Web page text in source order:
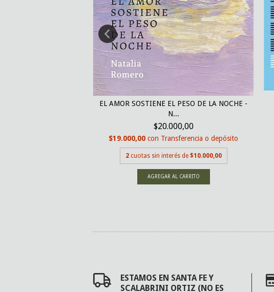
EL AMOR SOSTIENE EL PESO DE LA NOCHE -
N...
$20.000,00
$19.000,00con Transferencia o depósito
2 cuotas sin interés de $10.000,00
ESTAMOS EN SANTA FE Y
SCALABRINI ORTIZ (NO ES